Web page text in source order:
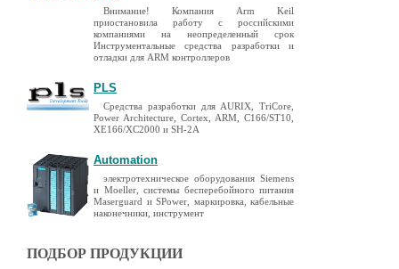
Внимание! Компания Arm Keil
приостановила работу с российскими
компаниями на неопределенный срок
Инструментальные средства разработки и
отладки для ARM контроллеров
PLS
Средства разработки для AURIX, TriCore,
Power Architecture, Cortex, ARM, C166/ST10,
XE166/XC2000 и SH-2A
Automation
электротехническое оборудования Siemens
и Moeller, системы бесперебойного питания
Maserguard и SPower, маркировка, кабельные
наконечники, инструмент
ПОДБОР ПРОДУКЦИИ